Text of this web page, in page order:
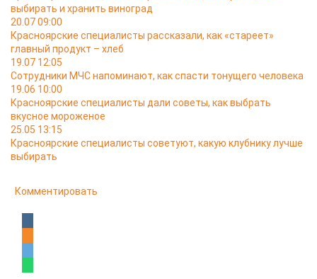
выбирать и хранить виноград
20.07 09:00
Красноярские специалисты рассказали, как «стареет»
главный продукт – хлеб
19.07 12:05
Сотрудники МЧС напоминают, как спасти тонущего человека
19.06 10:00
Красноярские специалисты дали советы, как выбрать
вкусное мороженое
25.05 13:15
Красноярские специалисты советуют, какую клубнику лучше
выбирать
Комментировать